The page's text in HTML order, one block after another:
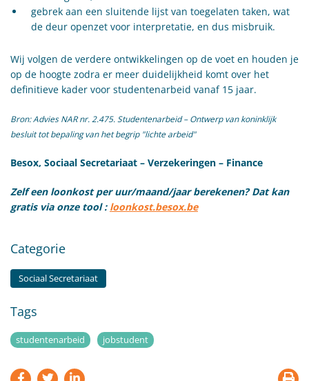
gebrek aan een sluitende lijst van toegelaten taken, wat
de deur openzet voor interpretatie, en dus misbruik.
Wij volgen de verdere ontwikkelingen op de voet en houden je
op de hoogte zodra er meer duidelijkheid komt over het
definitieve kader voor studentenarbeid vanaf 15 jaar.
Bron: Advies NAR nr. 2.475. Studentenarbeid – Ontwerp van koninklijk
besluit tot bepaling van het begrip "lichte arbeid"
Besox, Sociaal Secretariaat – Verzekeringen – Finance
Zelf een loonkost per uur/maand/jaar berekenen? Dat kan
gratis via onze tool : loonkost.besox.be
Categorie
Sociaal Secretariaat
Tags
studentenarbeid jobstudent